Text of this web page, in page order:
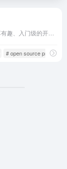
# open source projects